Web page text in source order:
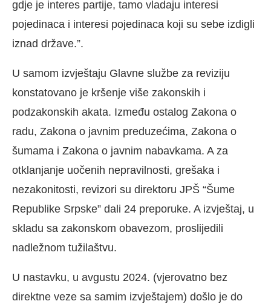
gdje je interes partije, tamo vladaju interesi
pojedinaca i interesi pojedinaca koji su sebe izdigli
iznad države.”.
U samom izvještaju Glavne službe za reviziju
konstatovano je kršenje više zakonskih i
podzakonskih akata. Između ostalog Zakona o
radu, Zakona o javnim preduzećima, Zakona o
šumama i Zakona o javnim nabavkama. A za
otklanjanje uočenih nepravilnosti, grešaka i
nezakonitosti, revizori su direktoru JPŠ “Šume
Republike Srpske” dali 24 preporuke. A izvještaj, u
skladu sa zakonskom obavezom, proslijedili
nadležnom tužilaštvu.
U nastavku, u avgustu 2024. (vjerovatno bez
direktne veze sa samim izvještajem) došlo je do